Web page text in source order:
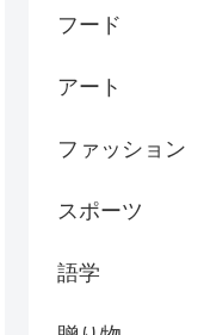
フード
アート
ファッション
スポーツ
語学